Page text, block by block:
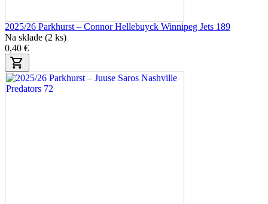
2025/26 Parkhurst – Connor Hellebuyck Winnipeg Jets 189
Na sklade (2 ks)
0,40 €